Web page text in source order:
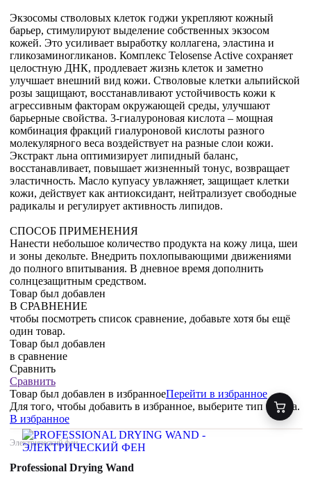
Экзосомы стволовых клеток годжи укрепляют кожный
барьер, стимулируют выделение собственных экзосом
кожей. Это усиливает выработку коллагена, эластина и
гликозаминогликанов. Комплекс Telosense Active сохраняет
целостную ДНК, продлевает жизнь клеток и заметно
улучшает внешний вид кожи. Стволовые клетки альпийской
розы защищают, восстанавливают устойчивость кожи к
агрессивным факторам окружающей среды, улучшают
барьерные свойства. 3-гиалуроновая кислота – мощная
комбинация фракций гиалуроновой кислоты разного
молекулярного веса воздействует на разные слои кожи.
Экстракт льна оптимизирует липидный баланс,
восстанавливает, повышает жизненный тонус, возвращает
эластичность. Масло купуасу увлажняет, защищает клетки
кожи, действует как антиоксидант, нейтрализует свободные
радикалы и регулирует активность липидов.
СПОСОБ ПРИМЕНЕНИЯ
Нанести небольшое количество продукта на кожу лица, шеи
и зоны декольте. Внедрить похлопывающими движениями
до полного впитывания. В дневное время дополнить
солнцезащитным средством.
Товар был добавлен
В СРАВНЕНИЕ
чтобы посмотреть список сравнение, добавьте хотя бы ещё
один товар.
Товар был добавлен
в сравнение
Сравнить
Сравнить
Товар был добавлен в избранноеПерейти в избранное
Для того, чтобы добавить в избранное, выберите тип товара.
В избранное
Электрический фен
Professional Drying Wand